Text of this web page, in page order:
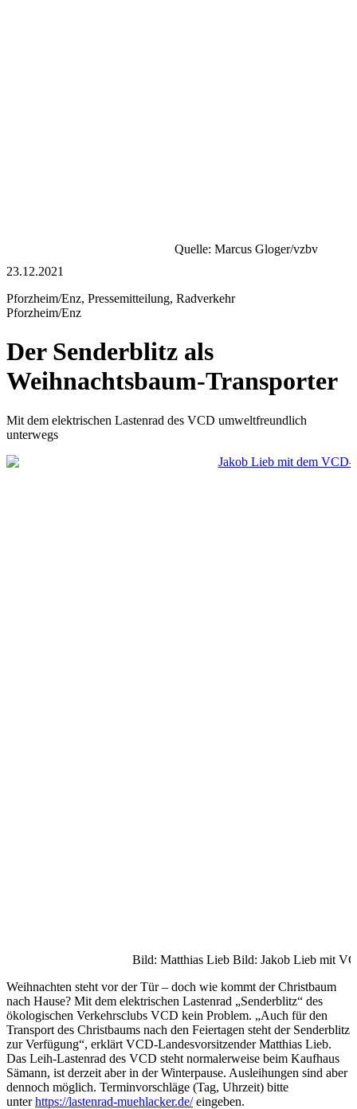
Quelle: Marcus Gloger/vzbv
23.12.2021
Pforzheim/Enz, Pressemitteilung, Radverkehr
Pforzheim/Enz
Der Senderblitz als
Weihnachtsbaum-Transporter
Mit dem elektrischen Lastenrad des VCD umweltfreundlich
unterwegs
Bild: Matthias Lieb Bild: Jakob Lieb mit
Weihnachten steht vor der Tür – doch wie kommt der Christbaum
nach Hause? Mit dem elektrischen Lastenrad „Senderblitz“ des
ökologischen Verkehrsclubs VCD kein Problem. „Auch für den
Transport des Christbaums nach den Feiertagen steht der Senderblitz
zur Verfügung“, erklärt VCD-Landesvorsitzender Matthias Lieb.
Das Leih-Lastenrad des VCD steht normalerweise beim Kaufhaus
Sämann, ist derzeit aber in der Winterpause. Ausleihungen sind aber
dennoch möglich. Terminvorschläge (Tag, Uhrzeit) bitte
unterhttps://lastenrad-muehlacker.de/eingeben.